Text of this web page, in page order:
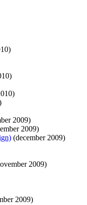
2009)
2009)
(december 2009)
2009)
2009)